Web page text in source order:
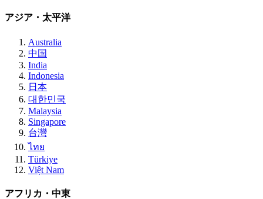
アジア・太平洋
Australia
中国
India
Indonesia
日本
대한민국
Malaysia
Singapore
台灣
ไทย
Türkiye
Việt Nam
アフリカ・中東